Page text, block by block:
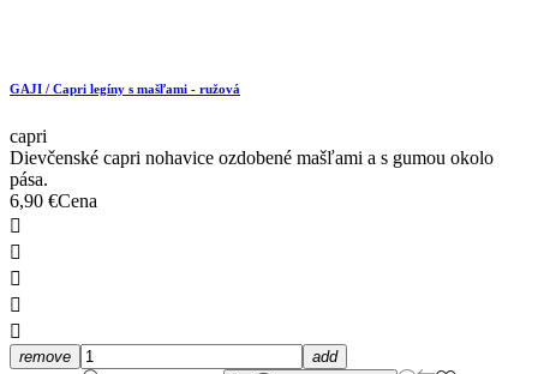
GAJI / Capri legíny s mašľami - ružová
capri
Dievčenské capri nohavice ozdobené mašľami a s gumou okolo
pása.
6,90 €Cena





remove add